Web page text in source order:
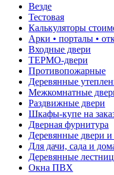
Везде
Тестовая
Калькуляторы
Арки • порталы •
Входные двери
ТЕРМО-двери
Противопожарные
Деревянные
Межкомнатные
Раздвижные двери
Шкафы-купе на
Дверная фурнитура
Деревянные двери и
Для дачи, сада и
Деревянные
Окна ПВХ